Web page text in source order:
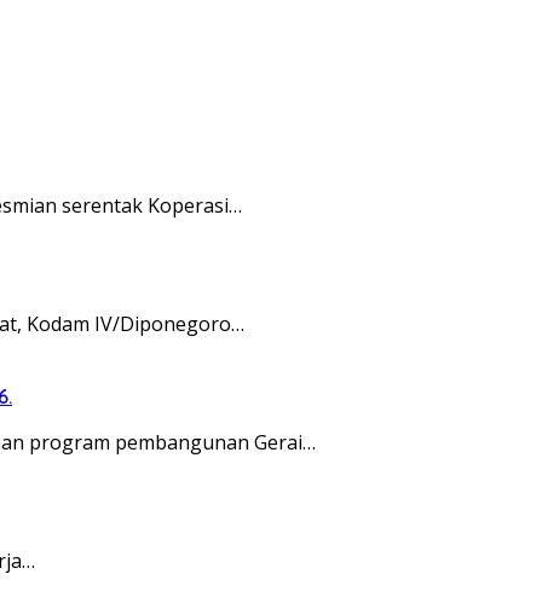
serentak Koperasi…
Kodam IV/Diponegoro…
program pembangunan Gerai…